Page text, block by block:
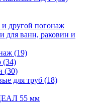
другой погонаж
для ванн, раковин и
(19)
(34)
(30)
для труб (18)
55 мм